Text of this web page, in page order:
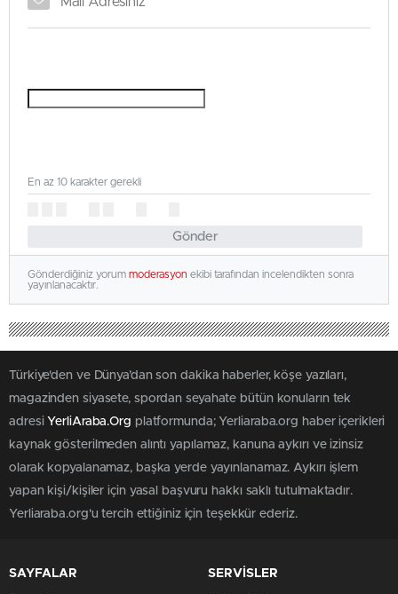
Gönder
En az 10 karakter gerekli
Gönderdiğiniz yorum moderasyon ekibi tarafından incelendikten sonra
yayınlanacaktır.
Türkiye'den ve Dünya’dan son dakika haberler, köşe yazıları,
magazinden siyasete, spordan seyahate bütün konuların tek
adresi YerliAraba.Org platformunda; Yerliaraba.org haber içerikleri
kaynak gösterilmeden alıntı yapılamaz, kanuna aykırı ve izinsiz
olarak kopyalanamaz, başka yerde yayınlanamaz. Aykırı işlem
yapan kişi/kişiler için yasal başvuru hakkı saklı tutulmaktadır.
Yerliaraba.org'u tercih ettiğiniz için teşekkür ederiz.
SAYFALAR SERVİSLER